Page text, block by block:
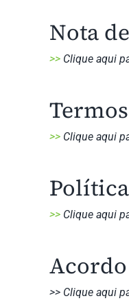
Nota
>> Clique aqui
>> Clique aqui
>> Clique aqui
>> Clique aqui